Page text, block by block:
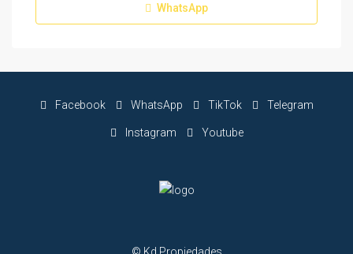
WhatsApp
Facebook WhatsApp TikTok Telegram
Instagram Youtube
© Kd Propiedades